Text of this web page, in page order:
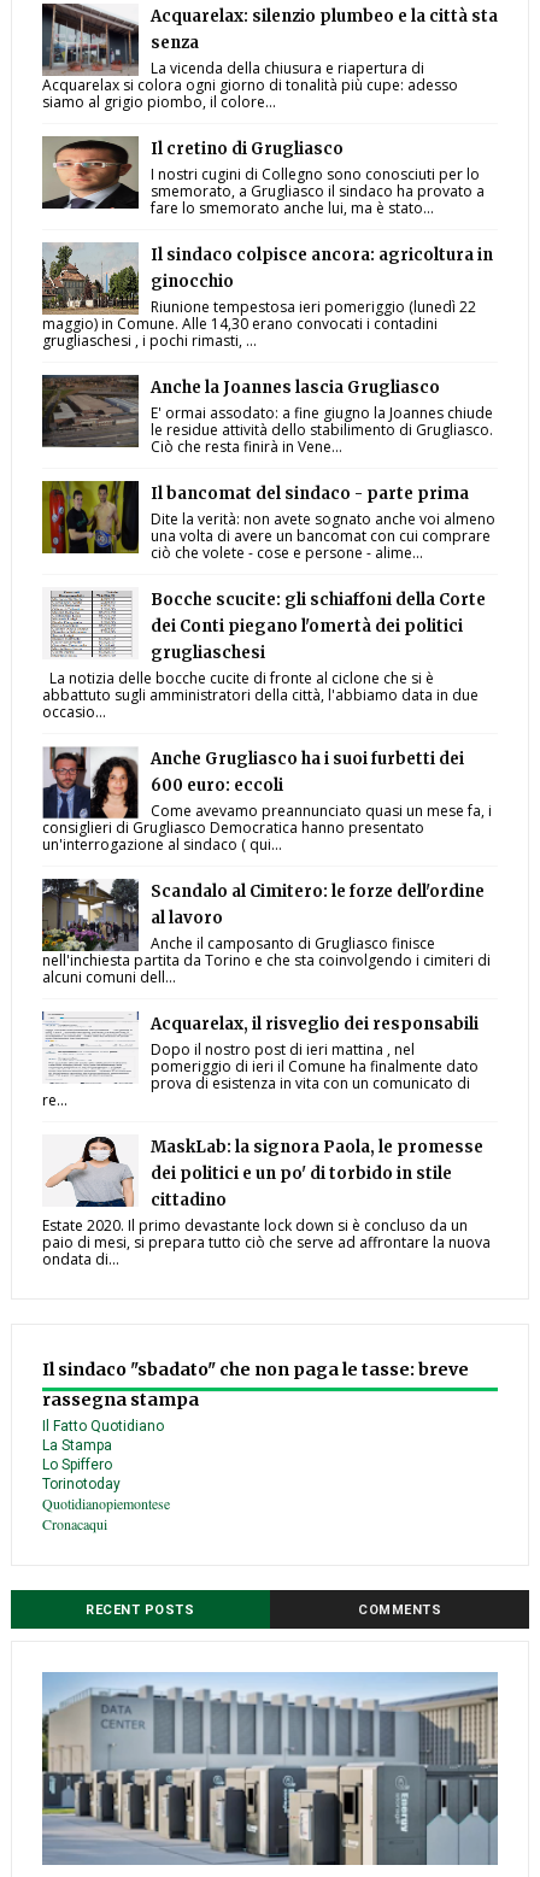
Acquarelax: silenzio plumbeo e la città sta
senza
La vicenda della chiusura e riapertura di
Acquarelax si colora ogni giorno di tonalità più cupe: adesso
siamo al grigio piombo, il colore...
Il cretino di Grugliasco
I nostri cugini di Collegno sono conosciuti per lo
smemorato, a Grugliasco il sindaco ha provato a
fare lo smemorato anche lui, ma è stato...
Il sindaco colpisce ancora: agricoltura in
ginocchio
Riunione tempestosa ieri pomeriggio (lunedì 22
maggio) in Comune. Alle 14,30 erano convocati i contadini
grugliaschesi , i pochi rimasti, ...
Anche la Joannes lascia Grugliasco
E' ormai assodato: a fine giugno la Joannes chiude
le residue attività dello stabilimento di Grugliasco.
Ciò che resta finirà in Vene...
Il bancomat del sindaco - parte prima
Dite la verità: non avete sognato anche voi almeno
una volta di avere un bancomat con cui comprare
ciò che volete - cose e persone - alime...
Bocche scucite: gli schiaffoni della Corte
dei Conti piegano l'omertà dei politici
grugliaschesi
La notizia delle bocche cucite di fronte al ciclone che si è
abbattuto sugli amministratori della città, l'abbiamo data in due
occasio...
Anche Grugliasco ha i suoi furbetti dei
600 euro: eccoli
Come avevamo preannunciato quasi un mese fa, i
consiglieri di Grugliasco Democratica hanno presentato
un'interrogazione al sindaco ( qui...
Scandalo al Cimitero: le forze dell'ordine
al lavoro
Anche il camposanto di Grugliasco finisce
nell'inchiesta partita da Torino e che sta coinvolgendo i cimiteri di
alcuni comuni dell...
Acquarelax, il risveglio dei responsabili
Dopo il nostro post di ieri mattina , nel
pomeriggio di ieri il Comune ha finalmente dato
prova di esistenza in vita con un comunicato di
re...
MaskLab: la signora Paola, le promesse
dei politici e un po' di torbido in stile
cittadino
Estate 2020. Il primo devastante lock down si è concluso da un
paio di mesi, si prepara tutto ciò che serve ad affrontare la nuova
ondata di...
Il sindaco "sbadato" che non paga le tasse: breve
rassegna stampa
Il Fatto Quotidiano
La Stampa
Lo Spiffero
Torinotoday
Quotidianopiemontese
Cronacaqui
RECENT POSTS COMMENTS